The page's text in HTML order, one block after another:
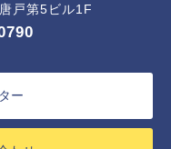
戸第5ビル1F
ー